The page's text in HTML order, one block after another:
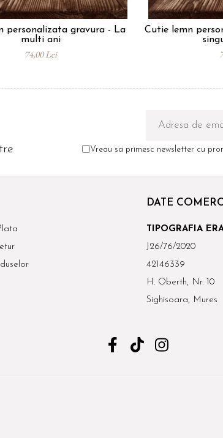
personalizata gravura - La
multi ani
74,00 Lei
Cutie lemn
Vreau sa primesc newsletter cu
DATE
TIPOGRAFIA
J26/76/2020
42146339
H. Oberth, Nr. 10
Sighisoara, Mures